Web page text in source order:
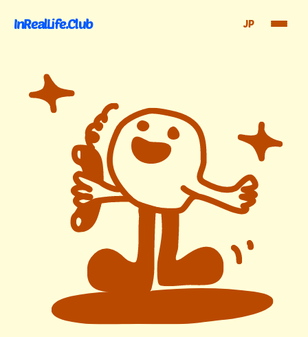
InRealLife.Club JP